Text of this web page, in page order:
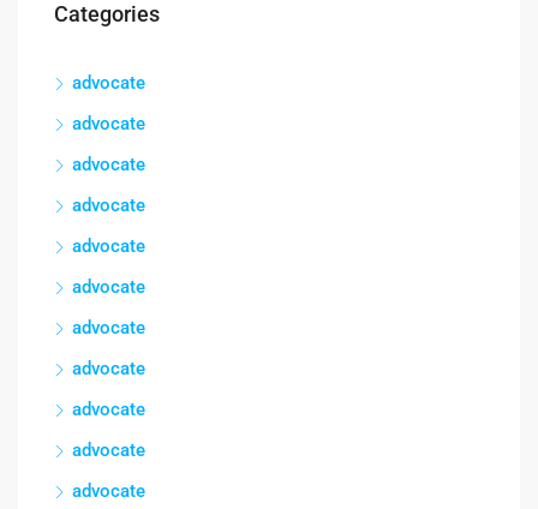
Categories
advocate
advocate
advocate
advocate
advocate
advocate
advocate
advocate
advocate
advocate
advocate